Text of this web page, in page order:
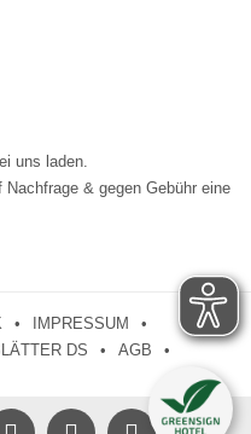
uns laden.
& gegen Gebühr eine
IMPRESSUM
DS
AGB